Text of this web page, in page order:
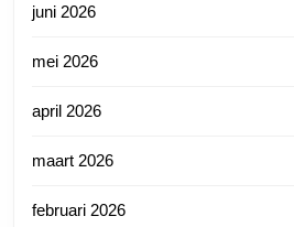
juni 2026
mei 2026
april 2026
maart 2026
februari 2026